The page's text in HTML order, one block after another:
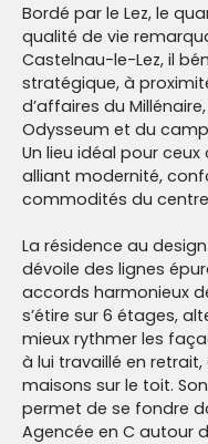
Bordé par le Lez, le
qualité de vie
Castelnau-le-Lez, il
stratégique, à
d’affaires du
Odysseum et du
Un lieu idéal pour
alliant modernité,
commodités du
La résidence au
dévoile des lignes
accords harmonieux
s’étire sur 6 étages,
mieux rythmer les
à lui travaillé en
maisons sur le toit.
permet de se fondre
Agencée en C autour